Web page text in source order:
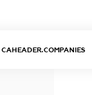
CAHEADER.COMPANIES